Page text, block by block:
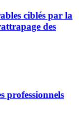
ciblés par la
des
professionnels